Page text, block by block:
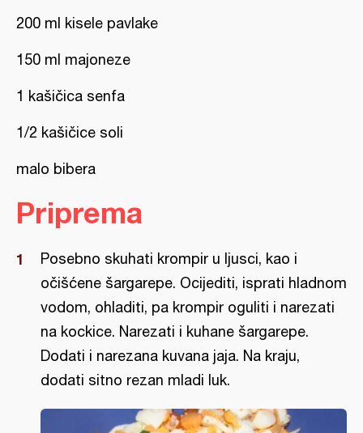
200 ml kisele pavlake
150 ml majoneze
1 kašičica senfa
1/2 kašičice soli
malo bibera
Priprema
Posebno skuhati krompir u ljusci, kao i
očišćene šargarepe. Ocijediti, isprati hladnom
vodom, ohladiti, pa krompir oguliti i narezati
na kockice. Narezati i kuhane šargarepe.
Dodati i narezana kuvana jaja. Na kraju,
dodati sitno rezan mladi luk.